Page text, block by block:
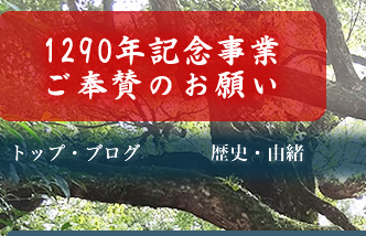
トップページ
ブログ(日々八百万)
お知らせ一覧 歴史・ご祭神
年中行事
メディア掲載